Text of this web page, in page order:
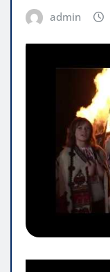
admin